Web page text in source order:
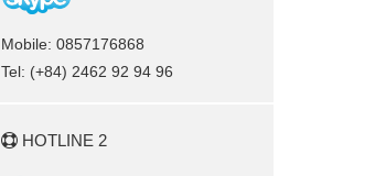
Mobile: 0857176868
Tel: (+84) 2462 92 94 96
HOTLINE 2